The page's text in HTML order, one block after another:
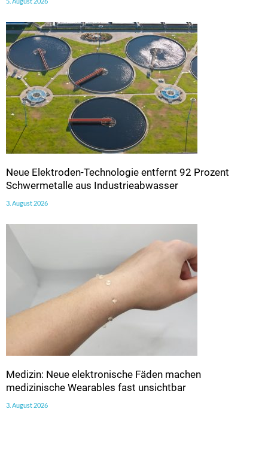
Neue Elektroden-Technologie entfernt 92 Prozent
Schwermetalle aus Industrieabwasser
3. August 2026
Medizin: Neue elektronische Fäden machen
medizinische Wearables fast unsichtbar
3. August 2026